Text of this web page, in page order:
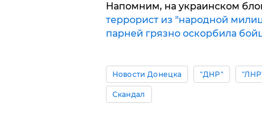
Напомним, на украинском
террорист из "народной
парней грязно оскорбила
Новости Донецка "ДНР"
Скандал